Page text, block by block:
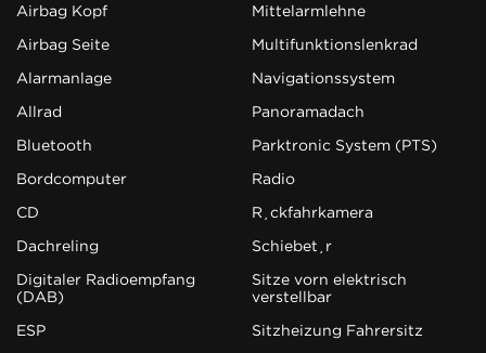
Airbag Kopf
Airbag Seite
Alarmanlage
Allrad
Bluetooth
Bordcomputer
CD
Dachreling
Digitaler Radioempfang
(DAB)
ESP
Mittelarmlehne
Multifunktionslenkrad
Navigationssystem
Panoramadach
Parktronic System (PTS)
Radio
Rückfahrkamera
Schiebetür
Sitze vorn elektrisch
verstellbar
Sitzheizung Fahrersitz